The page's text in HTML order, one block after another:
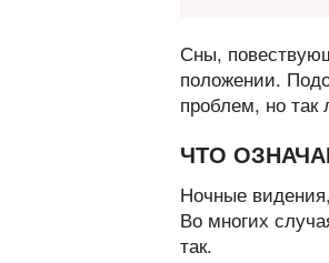
Сны,
положении.
проблем, но
ЧТО
Ночные
Во многих
так.